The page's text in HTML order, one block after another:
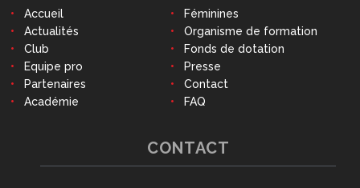
CONTACT
Accueil
Actualités
Club
Equipe pro
Partenaires
Académie
Féminines
Organisme de formation
Fonds de dotation
Presse
Contact
FAQ